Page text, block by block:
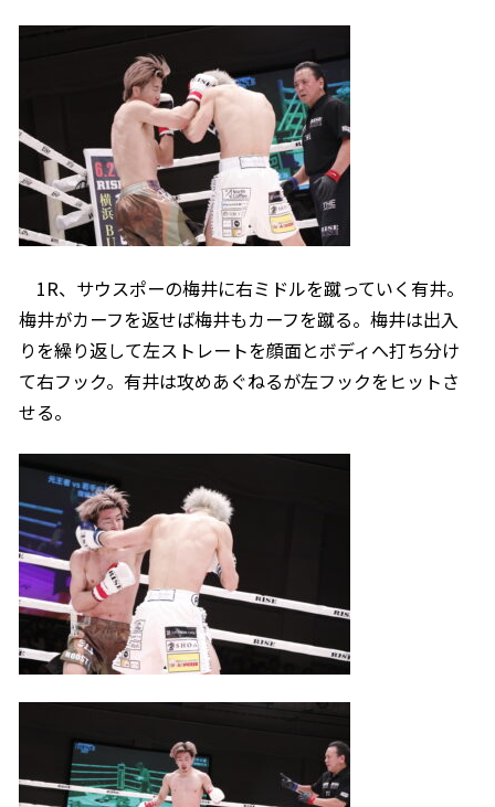
1R、サウスポーの梅井に右ミドルを蹴っていく有井。
梅井がカーフを返せば梅井もカーフを蹴る。梅井は出入
りを繰り返して左ストレートを顔面とボディへ打ち分け
て右フック。有井は攻めあぐねるが左フックをヒットさ
せる。